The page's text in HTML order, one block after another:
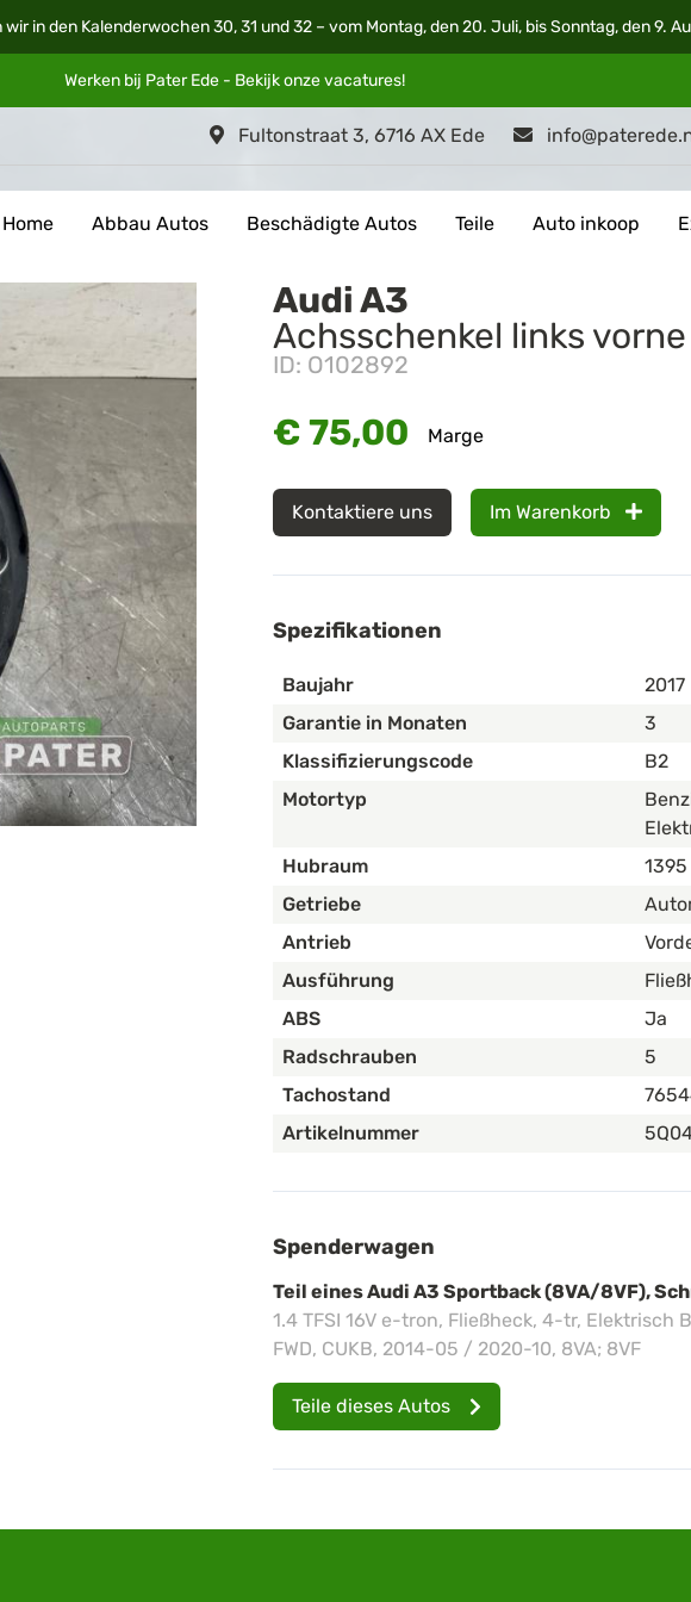
in den Kalenderwochen 30, 31 und 32 – vom Montag, den 20. Juli, bis Sonntag, den 9.
Werken bij Pater Ede - Bekijk onzevacatures!
Fultonstraat 3, 6716 AX Ede
Home Abbau Autos Beschädigte Autos Teile Auto inkoop
Audi A3
Achsschenkel links vorne
ID: O102892
€ 75,00 Marge
Kontaktiere uns Im Warenkorb
Spezifikationen
Baujahr
2017
Garantie in Monaten
3
Klassifizierungscode
B2
Motortyp
Hubraum
1395
Getriebe
Antrieb
Ausführung
ABS
Ja
Radschrauben
5
Tachostand
Artikelnummer
Spenderwagen
Teil eines Audi A3 Sportback (8VA/8VF),
1.4 TFSI 16V e-tron, Fließheck, 4-tr, Elektrisch
FWD, CUKB, 2014-05 / 2020-10, 8VA; 8VF
Teile dieses Autos